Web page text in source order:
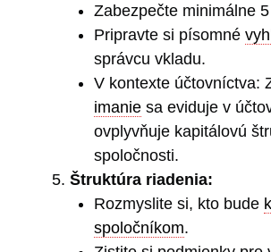
Zabezpečte minimálne
Pripravte si písomné
správcu vkladu.
V kontexte účtovníctva:
imanie sa eviduje v
ovplyvňuje kapitálovú
spoločnosti.
Štruktúra riadenia:
Rozmyslite si, kto bude
spoločníkom.